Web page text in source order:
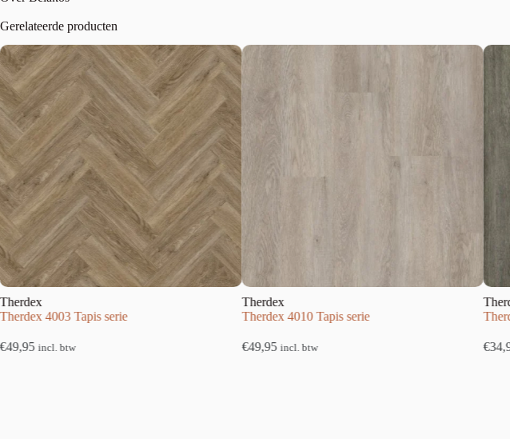
Gerelateerde producten
serie
Therdex 4010 Tapis serie
incl. btw
Therdex 4250
incl. btw